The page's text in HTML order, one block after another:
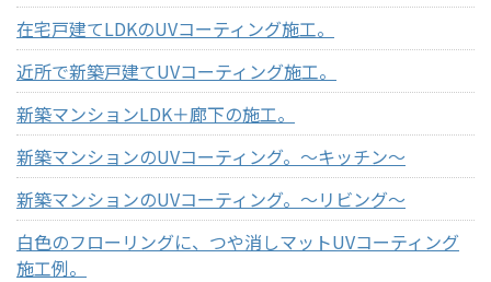
在宅戸建てLDKのUVコーティング施工。
近所で新築戸建てUVコーティング施工。
新築マンションLDK＋廊下の施工。
新築マンションのUVコーティング。～キッチン～
新築マンションのUVコーティング。～リビング～
白色のフローリングに、つや消しマットUVコーティング
施工例。